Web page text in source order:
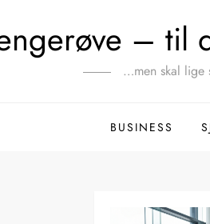
–
…men skal lige
BUSINESS